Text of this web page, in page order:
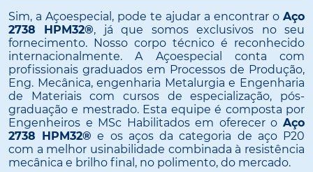
Sim, a Açoespecial, pode te ajudar a encontrar o Aço
2738 HPM32®, já que somos exclusivos no seu
fornecimento. Nosso corpo técnico é reconhecido
internacionalmente. A Açoespecial conta com
profissionais graduados em Processos de Produção,
Eng. Mecânica, engenharia Metalurgia e Engenharia
de Materiais com cursos de especialização, pós-
graduação e mestrado. Esta equipe é composta por
Engenheiros e MSc Habilitados em oferecer o Aço
2738 HPM32® e os aços da categoria de aço P20
com a melhor usinabilidade combinada à resistência
mecânica e brilho final, no polimento, do mercado.